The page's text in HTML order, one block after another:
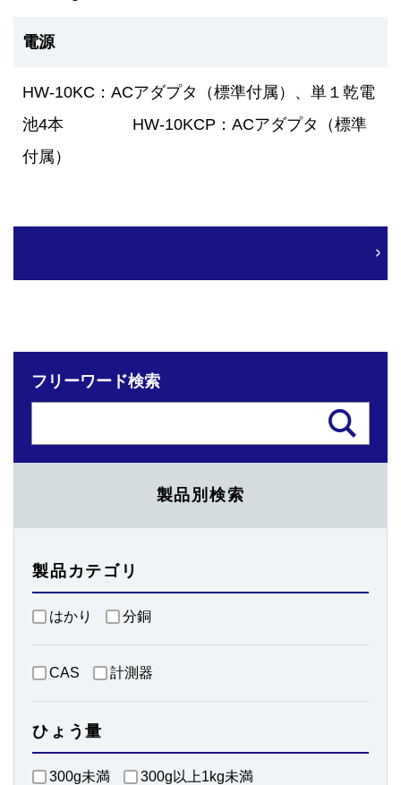
電源
HW-10KC：ACアダプタ（標準付属）、単１乾電
池4本 HW-10KCP：ACアダプタ（標準
付属）
フリーワード検索
製品別検索
製品カテゴリ
はかり 分銅
CAS 計測器
ひょう量
300g未満 300g以上1kg未満